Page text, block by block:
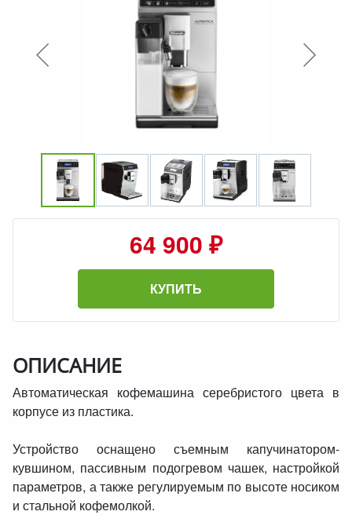
64 900 ₽
КУПИТЬ
ОПИСАНИЕ
Автоматическая кофемашина серебристого цвета в
корпусе из пластика.
Устройство оснащено съемным капучинатором-
кувшином, пассивным подогревом чашек, настройкой
параметров, а также регулируемым по высоте носиком
и стальной кофемолкой.